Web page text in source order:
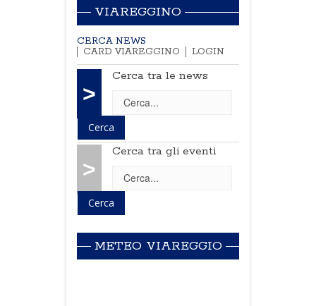
VIAREGGINO
CERCA NEWS
CARD VIAREGGINO
LOGIN
>
Cerca tra le news
>
Cerca tra gli eventi
METEO VIAREGGIO